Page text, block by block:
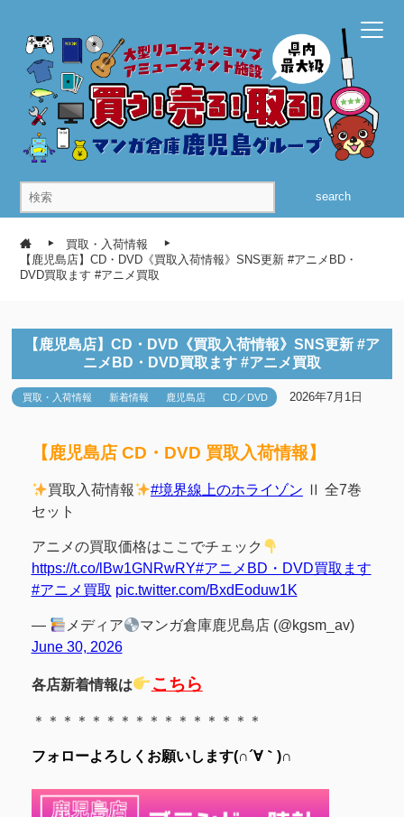
search
買取・入荷情報
【鹿児島店】CD・DVD《買取入荷情報》SNS更新 #アニメBD・
DVD買取ます #アニメ買取
【鹿児島店】CD・DVD《買取入荷情報》SNS更新 #ア
ニメBD・DVD買取ます #アニメ買取
買取・入荷情報 新着情報 鹿児島店 CD／DVD 2026年7月1日
【鹿児島店 CD・DVD 買取入荷情報】
買取入荷情報 #境界線上のホライゾン Ⅱ 全7巻
セット
アニメの買取価格はここでチェック
https://t.co/lBw1GNRwRY#アニメBD・DVD買取ます
#アニメ買取 pic.twitter.com/BxdEoduw1K
— メディア
マンガ倉庫鹿児島店 (@kgsm_av)
June 30, 2026
各店新着情報は こちら
＊＊＊＊＊＊＊＊＊＊＊＊＊＊＊＊
フォローよろしくお願いします(∩´∀｀)∩